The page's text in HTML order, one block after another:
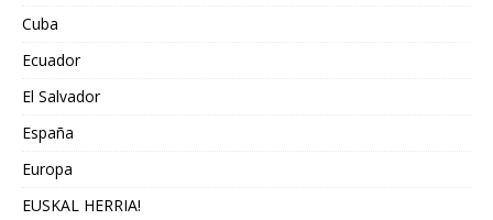
Cuba
Ecuador
El Salvador
España
Europa
EUSKAL HERRIA!